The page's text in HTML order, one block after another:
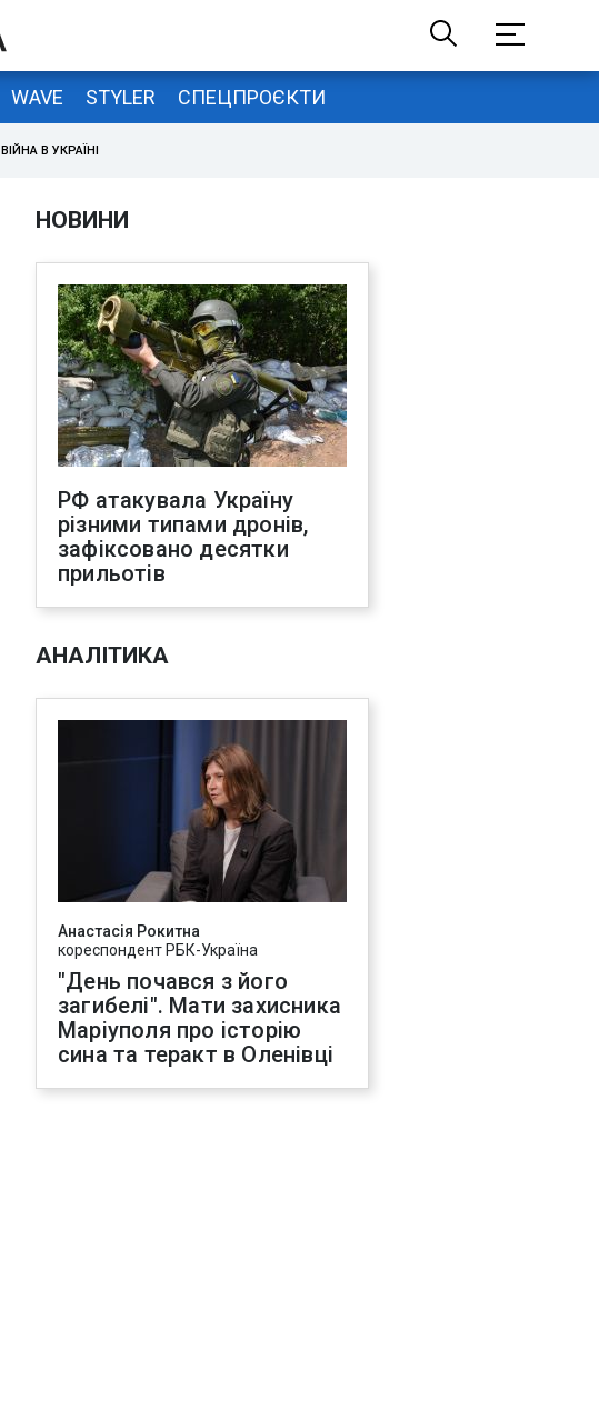
WAVE STYLER СПЕЦПРОЄКТИ
ВІЙНА В УКРАЇНІ
НОВИНИ
РФ атакувала Україну
різними типами дронів,
зафіксовано десятки
прильотів
АНАЛІТИКА
Анастасія Рокитна
кореспондент РБК-Україна
"День почався з його
загибелі". Мати захисника
Маріуполя про історію
сина та теракт в Оленівці